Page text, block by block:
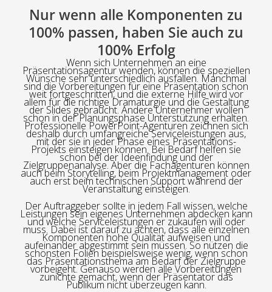
Nur wenn alle Komponenten zu
100% passen, haben Sie auch zu
100% Erfolg
Wenn sich Unternehmen an eine
Präsentationsagentur wenden, können die speziellen
Wünsche sehr unterschiedlich ausfallen. Manchmal
sind die Vorbereitungen für eine Präsentation schon
weit fortgeschritten, und die externe Hilfe wird vor
allem für die richtige Dramaturgie und die Gestaltung
der Slides gebraucht. Andere Unternehmer wollen
schon in der Planungsphase Unterstützung erhalten.
Professionelle PowerPoint-Agenturen zeichnen sich
deshalb durch umfangreiche Serviceleistungen aus,
mit der sie in jeder Phase eines Präsentations-
Projekts einsteigen können. Bei Bedarf helfen sie
schon bei der Ideenfindung und der
Zielgruppenanalyse. Aber die Fachagenturen können
auch beim Storytelling, beim Projektmanagement oder
auch erst beim technischen Support während der
Veranstaltung einsteigen.
Der Auftraggeber sollte in jedem Fall wissen, welche
Leistungen sein eigenes Unternehmen abdecken kann
und welche Serviceleistungen er zukaufen will oder
muss. Dabei ist darauf zu achten, dass alle einzelnen
Komponenten hohe Qualität aufweisen und
aufeinander abgestimmt sein müssen. So nützen die
schönsten Folien beispielsweise wenig, wenn schon
das Präsentationsthema am Bedarf der Zielgruppe
vorbeigeht. Genauso werden alle Vorbereitungen
zunichte gemacht, wenn der Präsentator das
Publikum nicht überzeugen kann.